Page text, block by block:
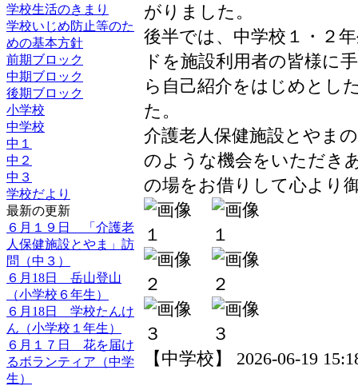
学校生活のきまり
学校いじめ防止等のた
めの基本方針
前期ブロック
中期ブロック
後期ブロック
小学校
中学校
中１
中２
中３
学校だより
最新の更新
６月１９日 「介護老
人保健施設とやま」訪
問（中３）
６月18日 岳山登山
（小学校６年生）
６月18日 学校たんけ
ん（小学校１年生）
６月１７日 花を届け
るボランティア（中学
生）
がりました。
後半では、中学校１・２
ドを施設利用者の皆様に
ら自己紹介をはじめとし
た。
介護老人保健施設とやま
のような機会をいただき
の場をお借りして心より
【中学校】 2026-06-19